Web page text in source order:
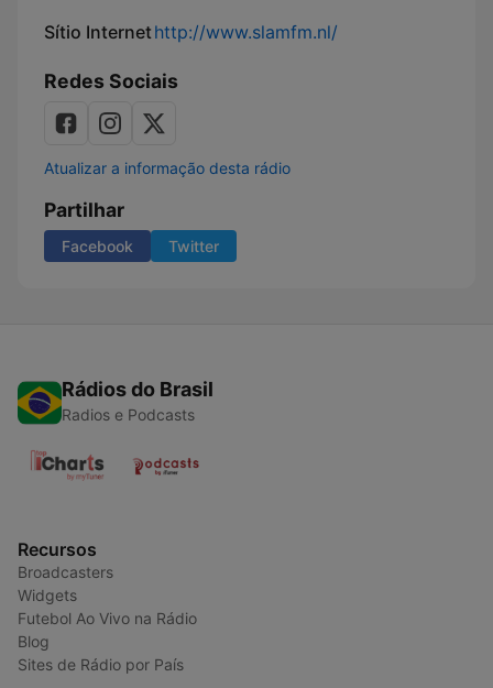
Sítio Internethttp://www.slamfm.nl/
Redes Sociais
Atualizar a informação desta rádio
Partilhar
Facebook Twitter
Rádios do Brasil
Radios e Podcasts
Recursos
Broadcasters
Widgets
Futebol Ao Vivo na Rádio
Blog
Sites de Rádio por País